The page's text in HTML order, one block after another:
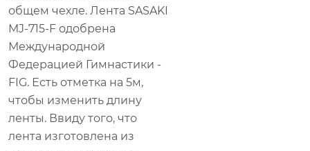
общем чехле. Лента SASAKI
MJ-715-F одобрена
Международной
Федерацией Гимнастики -
FIG. Есть отметка на 5м,
чтобы изменить длину
ленты. Ввиду того, что
лента изготовлена из